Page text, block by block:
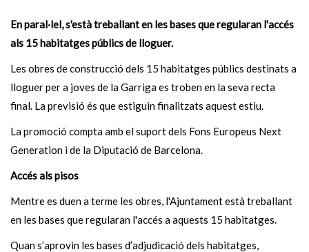
En paral·lel, s'està treballant en les bases que regularan l'accés
als 15 habitatges públics de lloguer.
Les obres de construcció dels 15 habitatges públics destinats a
lloguer per a joves de la Garriga es troben en la seva recta
final. La previsió és que estiguin finalitzats aquest estiu.
La promoció compta amb el suport dels Fons Europeus Next
Generation i de la Diputació de Barcelona.
Accés als pisos
Mentre es duen a terme les obres, l'Ajuntament està treballant
en les bases que regularan l'accés a aquests 15 habitatges.
Quan s’aprovin les bases d’adjudicació dels habitatges,